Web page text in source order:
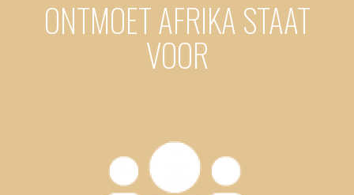
ONTMOET AFRIKA STAAT
VOOR